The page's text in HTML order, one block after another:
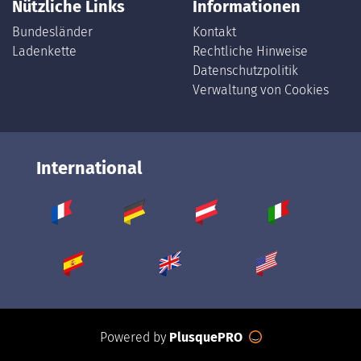
Nützliche Links
Bundesländer
Ladenkette
Informationen
Kontakt
Rechtliche Hinweise
Datenschutzpolitik
Verwaltung von Cookies
International
Powered by PlusquePRO